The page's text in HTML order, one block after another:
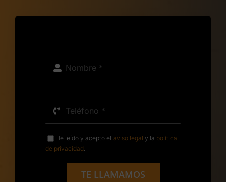
He leído y acepto el aviso legal y la política
de privacidad.
TE LLAMAMOS